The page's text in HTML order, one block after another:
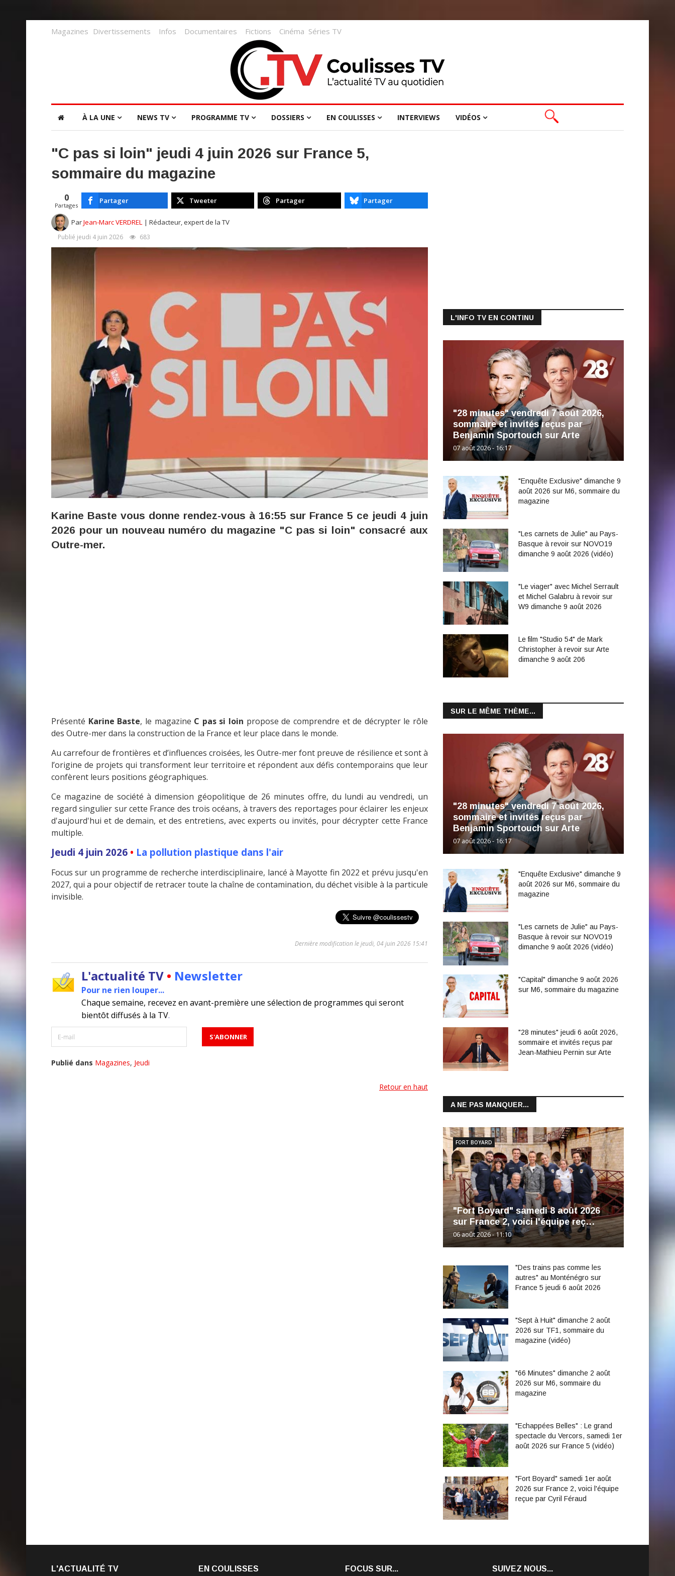
Magazines Divertissements Infos Documentaires Fictions Cinéma Séries TV
À LA UNE NEWS TV PROGRAMME TV DOSSIERS EN COULISSES INTERVIEWS VIDÉOS
"C pas si loin" jeudi 4 juin 2026 sur France 5,
sommaire du magazine
0
Partages
Partager Tweeter Partager Partager
ParJean-Marc VERDREL | Rédacteur, expert de la TV
Publié jeudi 4 juin 2026 683
Karine Baste vous donne rendez-vous à 16:55 sur France 5 ce jeudi 4 juin
2026 pour un nouveau numéro du magazine "C pas si loin" consacré aux
Outre-mer.
Présenté Karine Baste, le magazine C pas si loin propose de comprendre et de décrypter le rôle
des Outre-mer dans la construction de la France et leur place dans le monde.
Au carrefour de frontières et d’influences croisées, les Outre-mer font preuve de résilience et sont à
l’origine de projets qui transforment leur territoire et répondent aux défis contemporains que leur
confèrent leurs positions géographiques.
Ce magazine de société à dimension géopolitique de 26 minutes offre, du lundi au vendredi, un
regard singulier sur cette France des trois océans, à travers des reportages pour éclairer les enjeux
d'aujourd'hui et de demain, et des entretiens, avec experts ou invités, pour décrypter cette France
multiple.
Jeudi 4 juin 2026 • La pollution plastique dans l'air
Focus sur un programme de recherche interdisciplinaire, lancé à Mayotte fin 2022 et prévu jusqu'en
2027, qui a pour objectif de retracer toute la chaîne de contamination, du déchet visible à la particule
invisible.
Dernière modification le jeudi, 04 juin 2026 15:41
L'actualité TV • Newsletter
Pour ne rien louper...
Chaque semaine, recevez en avant-première une sélection de programmes qui seront
bientôt diffusés à la TV.
Publié dans Magazines, Jeudi
Retour en haut
L'INFO TV EN CONTINU
"28 minutes" vendredi 7 août 2026,
sommaire et invités reçus par
Benjamin Sportouch sur Arte
07 août 2026 - 16:17
"Enquête Exclusive" dimanche 9
août 2026 sur M6, sommaire du
magazine
"Les carnets de Julie" au Pays-
Basque à revoir sur NOVO19
dimanche 9 août 2026 (vidéo)
"Le viager" avec Michel Serrault
et Michel Galabru à revoir sur
W9 dimanche 9 août 2026
Le film "Studio 54" de Mark
Christopher à revoir sur Arte
dimanche 9 août 206
SUR LE MÊME THÈME...
"28 minutes" vendredi 7 août 2026,
sommaire et invités reçus par
Benjamin Sportouch sur Arte
07 août 2026 - 16:17
"Enquête Exclusive" dimanche 9
août 2026 sur M6, sommaire du
magazine
"Les carnets de Julie" au Pays-
Basque à revoir sur NOVO19
dimanche 9 août 2026 (vidéo)
"Capital" dimanche 9 août 2026
sur M6, sommaire du magazine
"28 minutes" jeudi 6 août 2026,
sommaire et invités reçus par
Jean-Mathieu Pernin sur Arte
A NE PAS MANQUER...
"Fort Boyard" samedi 8 août 2026
sur France 2, voici l'équipe reç…
06 août 2026 - 11:10
FORT BOYARD
"Des trains pas comme les
autres" au Monténégro sur
France 5 jeudi 6 août 2026
"Sept à Huit" dimanche 2 août
2026 sur TF1, sommaire du
magazine (vidéo)
"66 Minutes" dimanche 2 août
2026 sur M6, sommaire du
magazine
"Echappées Belles" : Le grand
spectacle du Vercors, samedi 1er
août 2026 sur France 5 (vidéo)
"Fort Boyard" samedi 1er août
2026 sur France 2, voici l'équipe
reçue par Cyril Féraud
L'ACTUALITÉ TV EN COULISSES FOCUS SUR... SUIVEZ NOUS...